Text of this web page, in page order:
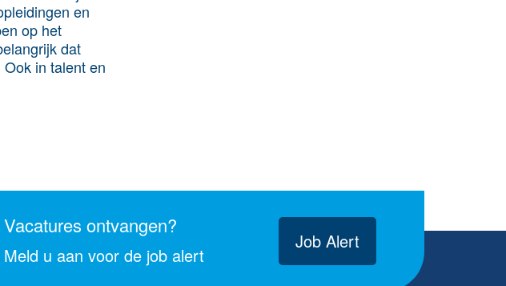
en
op het
dat
in talent en
Vacatures ontvangen?
Meld u aan voor de job alert
Job Alert